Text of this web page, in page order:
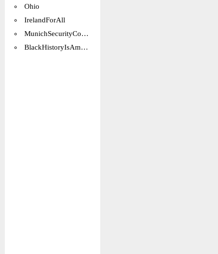
Ohio
IrelandForAll
MunichSecurityConference2023
BlackHistoryIsAmericanHistory